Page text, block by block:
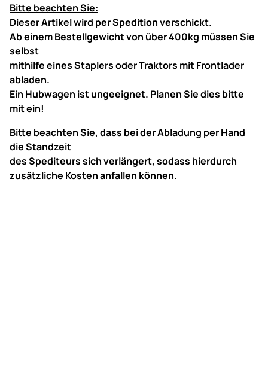
Bitte beachten Sie:
Dieser Artikel wird per Spedition verschickt.
Ab einem Bestellgewicht von über 400kg müssen Sie
selbst
mithilfe eines Staplers oder Traktors mit Frontlader
abladen.
Ein Hubwagen ist ungeeignet. Planen Sie dies bitte
mit ein!
Bitte beachten Sie, dass bei der Abladung per Hand
die Standzeit
des Spediteurs sich verlängert, sodass hierdurch
zusätzliche Kosten anfallen können.